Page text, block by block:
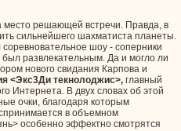
место решающей встречи. Правда, в
сильнейшего шахматиста планеты.
шоу - соперники
развлекательным. Да и могло ли
нового свидания Карпова и
<Экс3Ди текнолоджис>, главный
Интернета. В двух словах об этой
очки, благодаря которым
в объемном
особенно эффектно смотрятся